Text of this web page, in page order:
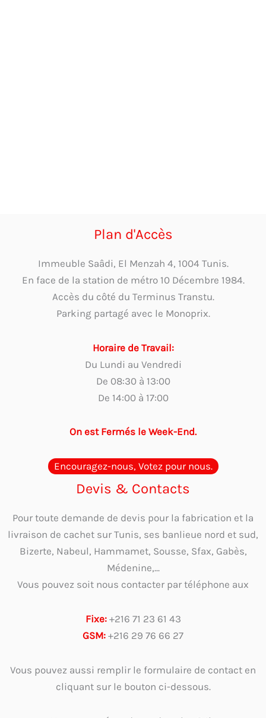
Plan d'Accès
Immeuble Saâdi, El Menzah 4, 1004 Tunis.
En face de la station de métro 10 Décembre 1984.
Accès du côté du Terminus Transtu.
Parking partagé avec le Monoprix.
Horaire de Travail:
Du Lundi au Vendredi
De 08:30 à 13:00
De 14:00 à 17:00
On est Fermés le Week-End.
Encouragez-nous, Votez pour nous.
Devis & Contacts
Pour toute demande de devis pour la fabrication et la
livraison de cachet sur Tunis, ses banlieue nord et sud,
Bizerte, Nabeul, Hammamet, Sousse, Sfax, Gabès,
Médenine,...
Vous pouvez soit nous contacter par téléphone aux
Fixe: +216 71 23 61 43
GSM: +216 29 76 66 27
Vous pouvez aussi remplir le formulaire de contact en
cliquant sur le bouton ci-dessous.